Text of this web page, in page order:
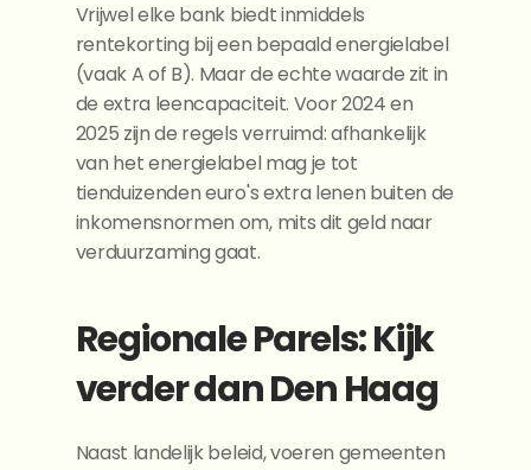
Vrijwel elke bank biedt inmiddels
rentekorting bij een bepaald energielabel
(vaak A of B). Maar de echte waarde zit in
de extra leencapaciteit. Voor 2024 en
2025 zijn de regels verruimd: afhankelijk
van het energielabel mag je tot
tienduizenden euro's extra lenen buiten de
inkomensnormen om, mits dit geld naar
verduurzaming gaat.
Regionale Parels: Kijk
verder dan Den Haag
Naast landelijk beleid, voeren gemeenten